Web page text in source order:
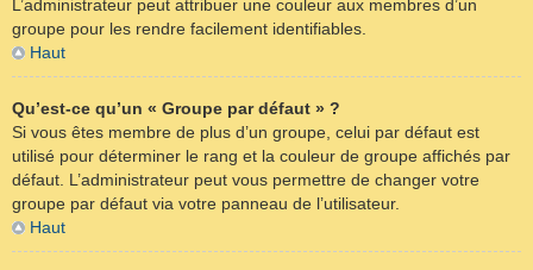
L’administrateur peut attribuer une couleur aux membres d’un
groupe pour les rendre facilement identifiables.
Haut
Qu’est-ce qu’un « Groupe par défaut » ?
Si vous êtes membre de plus d’un groupe, celui par défaut est
utilisé pour déterminer le rang et la couleur de groupe affichés par
défaut. L’administrateur peut vous permettre de changer votre
groupe par défaut via votre panneau de l’utilisateur.
Haut